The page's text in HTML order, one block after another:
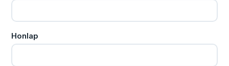
Honlap